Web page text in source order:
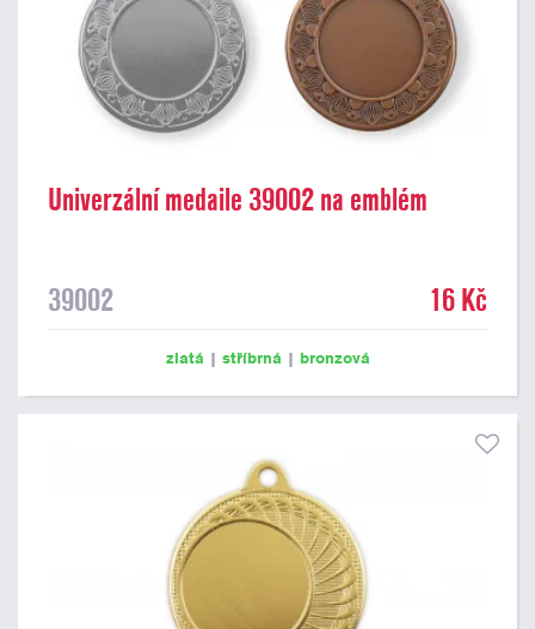
Univerzální medaile 39002 na emblém
39002 16 Kč
zlatá | stříbrná | bronzová